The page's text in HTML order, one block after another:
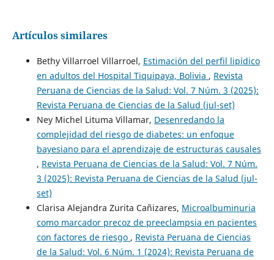
Artículos similares
Bethy Villarroel Villarroel, Estimación del perfil lipídico
en adultos del Hospital Tiquipaya, Bolivia , Revista
Peruana de Ciencias de la Salud: Vol. 7 Núm. 3 (2025):
Revista Peruana de Ciencias de la Salud (jul-set)
Ney Michel Lituma Villamar, Desenredando la
complejidad del riesgo de diabetes: un enfoque
bayesiano para el aprendizaje de estructuras causales
, Revista Peruana de Ciencias de la Salud: Vol. 7 Núm.
3 (2025): Revista Peruana de Ciencias de la Salud (jul-
set)
Clarisa Alejandra Zurita Cañizares, Microalbuminuria
como marcador precoz de preeclampsia en pacientes
con factores de riesgo , Revista Peruana de Ciencias
de la Salud: Vol. 6 Núm. 1 (2024): Revista Peruana de